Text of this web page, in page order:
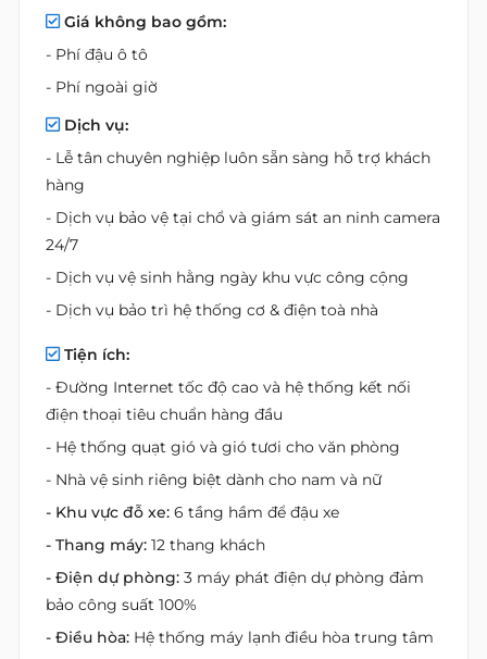
Giá không bao gồm:
- Phí đậu ô tô
- Phí ngoài giờ
Dịch vụ:
- Lễ tân chuyên nghiệp luôn sẵn sàng hỗ trợ khách
hàng
- Dịch vụ bảo vệ tại chổ và giám sát an ninh camera
24/7
- Dịch vụ vệ sinh hằng ngày khu vực công cộng
- Dịch vụ bảo trì hệ thống cơ & điện toà nhà
Tiện ích:
- Đường Internet tốc độ cao và hệ thống kết nối
điện thoại tiêu chuẩn hàng đầu
- Hệ thống quạt gió và gió tươi cho văn phòng
- Nhà vệ sinh riêng biệt dành cho nam và nữ
- Khu vực đỗ xe: 6 tầng hầm để đậu xe
- Thang máy: 12 thang khách
- Điện dự phòng: 3 máy phát điện dự phòng đảm
bảo công suất 100%
- Điều hòa: Hệ thống máy lạnh điều hòa trung tâm